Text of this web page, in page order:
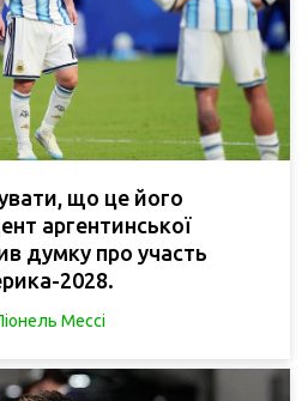
що це його
аргентинської
думку про участь
2028.
Мессі